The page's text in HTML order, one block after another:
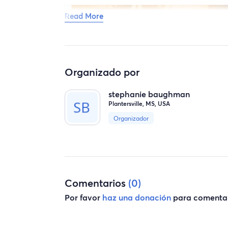
Read More
Organizado por
stephanie baughman
Plantersville, MS, USA
Organizador
Comentarios (0)
Por favor haz una donación para